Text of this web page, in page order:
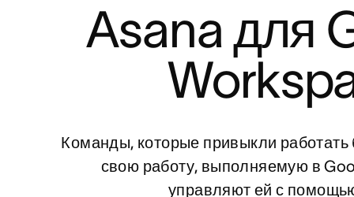
Asana для
Команды, которые привыкли работать
свою работу, выполняемую в
управляют ей с